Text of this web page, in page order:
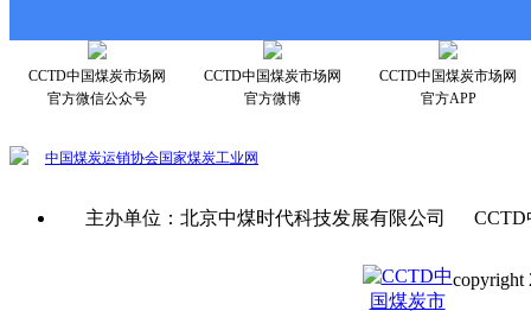
CCTD中国煤炭市场网
官方微信公众号
CCTD中国煤炭市场网
官方微博
CCTD中国煤炭市场网
官方APP
中国煤炭运销协会国家煤炭工业网
主办单位：北京中煤时代科技发展有限公司
copyright